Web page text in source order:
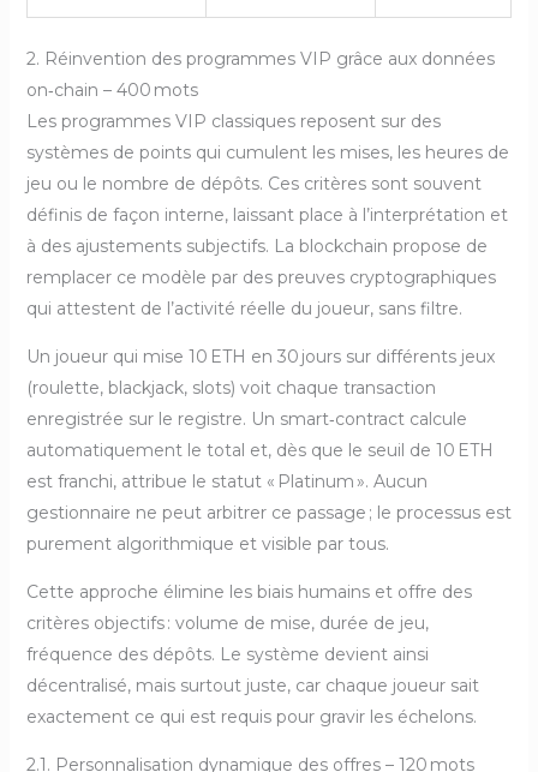
2. Réinvention des programmes VIP grâce aux données
on‑chain – 400 mots
Les programmes VIP classiques reposent sur des
systèmes de points qui cumulent les mises, les heures de
jeu ou le nombre de dépôts. Ces critères sont souvent
définis de façon interne, laissant place à l’interprétation et
à des ajustements subjectifs. La blockchain propose de
remplacer ce modèle par des preuves cryptographiques
qui attestent de l’activité réelle du joueur, sans filtre.
Un joueur qui mise 10 ETH en 30 jours sur différents jeux
(roulette, blackjack, slots) voit chaque transaction
enregistrée sur le registre. Un smart‑contract calcule
automatiquement le total et, dès que le seuil de 10 ETH
est franchi, attribue le statut « Platinum ». Aucun
gestionnaire ne peut arbitrer ce passage ; le processus est
purement algorithmique et visible par tous.
Cette approche élimine les biais humains et offre des
critères objectifs : volume de mise, durée de jeu,
fréquence des dépôts. Le système devient ainsi
décentralisé, mais surtout juste, car chaque joueur sait
exactement ce qui est requis pour gravir les échelons.
2.1. Personnalisation dynamique des offres – 120 mots